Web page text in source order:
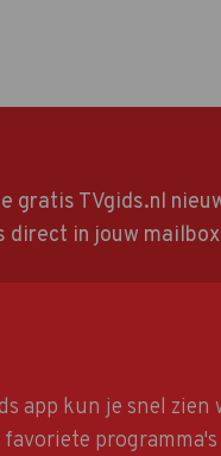
gratis TVgids.nl
in jouw
app kun je snel zien
programma's